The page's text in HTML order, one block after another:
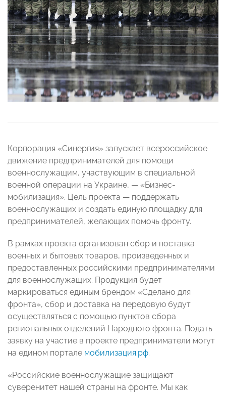
Корпорация «Синергия» запускает всероссийское
движение предпринимателей для помощи
военнослужащим, участвующим в специальной
военной операции на Украине, — «Бизнес-
мобилизация». Цель проекта — поддержать
военнослужащих и создать единую площадку для
предпринимателей, желающих помочь фронту.
В рамках проекта организован сбор и поставка
военных и бытовых товаров, произведенных и
предоставленных российскими предпринимателями
для военнослужащих. Продукция будет
маркироваться единым брендом «Сделано для
фронта», сбор и доставка на передовую будут
осуществляться с помощью пунктов сбора
региональных отделений Народного фронта. Подать
заявку на участие в проекте предприниматели могут
на едином портале мобилизация.рф.
«Российские военнослужащие защищают
суверенитет нашей страны на фронте. Мы как